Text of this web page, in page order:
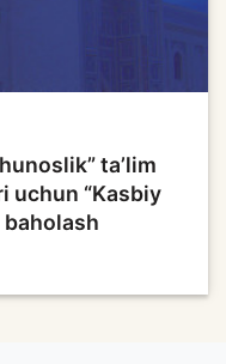
ta’lim
uchun “Kasbiy